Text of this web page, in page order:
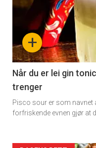
detail
section
11
Dagens
rett
+
Når du er lei gin
trenger
Pisco sour er som navnet
forfriskende evnen gjør at